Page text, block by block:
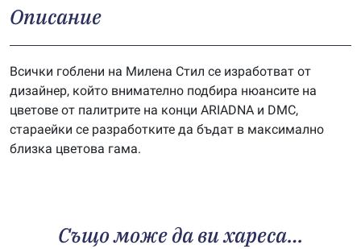
Описание
Всички гоблени на Милена Стил се изработват от
дизайнер, който внимателно подбира нюансите на
цветове от палитрите на конци ARIADNA и DMC,
стараейки се разработките да бъдат в максимално
близка цветова гама.
Също може да ви хареса…